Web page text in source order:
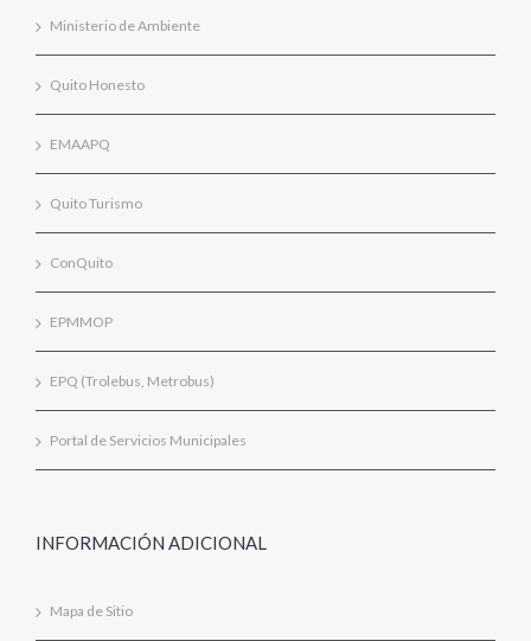
Ministerio de Ambiente
Quito Honesto
EMAAPQ
Quito Turismo
ConQuito
EPMMOP
EPQ (Trolebus, Metrobus)
Portal de Servicios Municipales
INFORMACIÓN ADICIONAL
Mapa de Sitio